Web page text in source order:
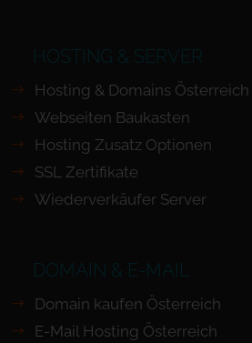
HOSTING & SERVER
Hosting & Domains Österreich
Webseiten Baukasten
Hosting Zusatz Optionen
SSL Zertifikate
Wiederverkäufer Server
DOMAIN & E-MAIL
Domain kaufen Österreich
E-Mail Hosting Österreich